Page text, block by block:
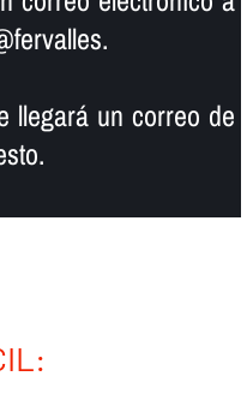
llegará un correo de